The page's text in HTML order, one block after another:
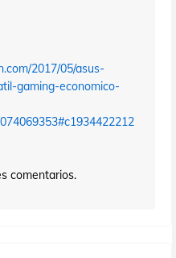
2017/05/asus-
gaming-economico-
comentarios.